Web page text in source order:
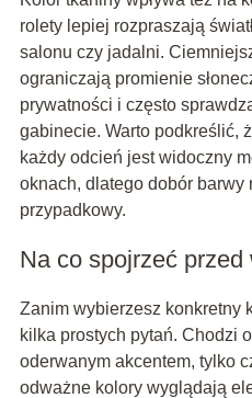
rolety lepiej rozpraszają
salonu czy jadalni.
ograniczają promienie
prywatności i często
gabinecie. Warto podkreślić,
każdy odcień jest widoczny
oknach, dlatego dobór barwy
przypadkowy.
Na co spojrzeć
Zanim wybierzesz konkretny
kilka prostych pytań. Chodzi
oderwanym akcentem, tylko
odważne kolory wyglądają